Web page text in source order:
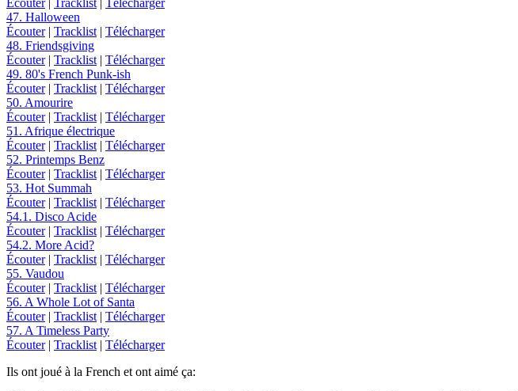
Écouter| Tracklist | Télécharger
47. Halloween
Écouter| Tracklist | Télécharger
48. Friendsgiving
Écouter| Tracklist | Télécharger
49. 80's French Punk-ish
Écouter| Tracklist | Télécharger
50. Amourire
Écouter| Tracklist | Télécharger
51. Afrique électrique
Écouter| Tracklist | Télécharger
52. Printemps Benz
Écouter| Tracklist | Télécharger
53. Hot Summah
Écouter| Tracklist | Télécharger
54.1. Disco Acide
Écouter| Tracklist | Télécharger
54.2. More Acid?
Écouter| Tracklist | Télécharger
55. Vaudou
Écouter| Tracklist | Télécharger
56. A Whole Lot of Santa
Écouter| Tracklist | Télécharger
57. A Timeless Party
Écouter| Tracklist | Télécharger
Ils ont joué à la French et ont aimé ça: